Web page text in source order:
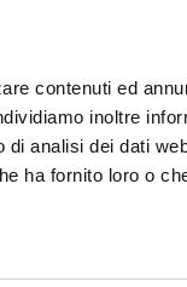
contenuti ed
inoltre
analisi dei dati
ha fornito loro o